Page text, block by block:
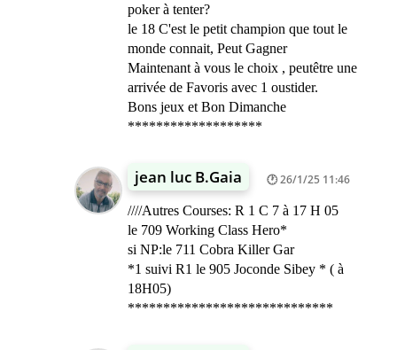
poker à tenter?
le 18 C'est le petit champion que tout le
monde connait, Peut Gagner
Maintenant à vous le choix , peutêtre une
arrivée de Favoris avec 1 oustider.
Bons jeux et Bon Dimanche
*******************
jean luc B.Gaia 26/1/25 11:46
////Autres Courses: R 1 C 7 à 17 H 05
le 709 Working Class Hero*
si NP:le 711 Cobra Killer Gar
*1 suivi R1 le 905 Joconde Sibey * ( à
18H05)
*****************************